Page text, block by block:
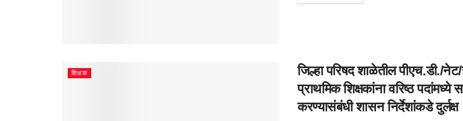
शिक्षक
जिल्हा परिषद शाळेतील पीएच.डी./
प्राथमिक शिक्षकांना वरिष्ठ पदांमध्ये
करण्यासंबंधी शासन निर्देशांकडे दुर्लक्ष